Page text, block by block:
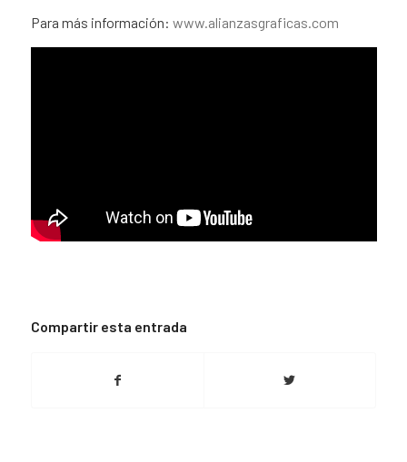
Para más información: www.alianzasgraficas.com
Compartir esta entrada